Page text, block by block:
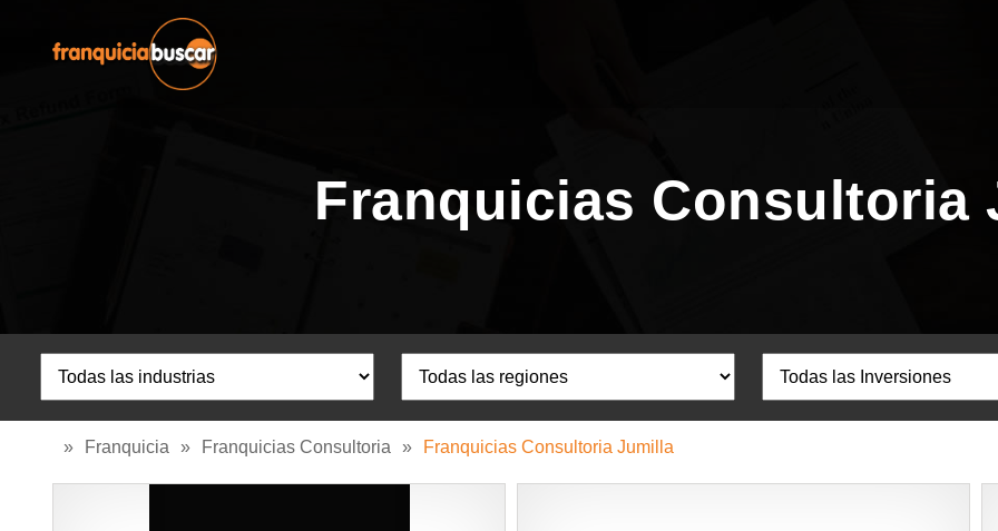
Franquicias Consultoria
» Franquicia » Franquicias Consultoria » Franquicias Consultoria Jumilla